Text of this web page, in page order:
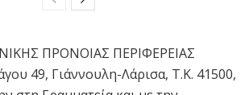
ΠΡΟΝΟΙΑΣ ΠΕΡΙΦΕΡΕΙΑΣ
49, Γιάννουλη-Λάρισα, Τ.Κ. 41500,